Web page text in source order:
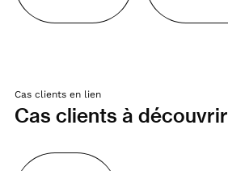
Cas clients en lien
Cas clients à découvrir